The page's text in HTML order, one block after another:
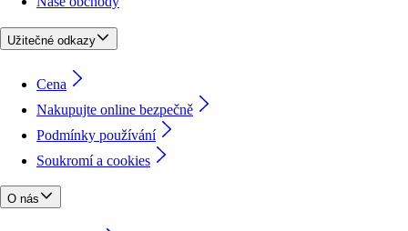
Užitečné odkazy
Cena
Nakupujte online bezpečně
Podmínky používání
Soukromí a cookies
O nás